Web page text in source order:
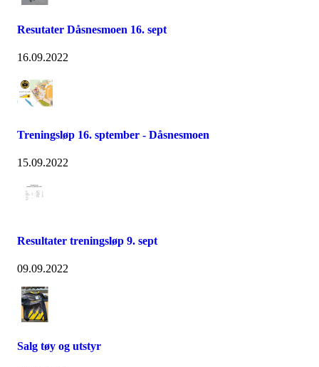
Resutater Dåsnesmoen 16. sept
16.09.2022
Treningsløp 16. sptember - Dåsnesmoen
15.09.2022
Resultater treningsløp 9. sept
09.09.2022
Salg tøy og utstyr